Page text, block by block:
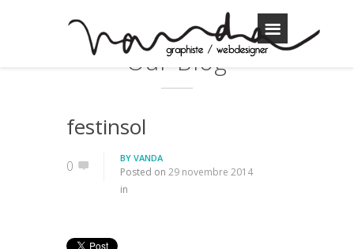
Our Blog
festinsol
0 BY VANDA
Posted on 29 novembre 2014
in